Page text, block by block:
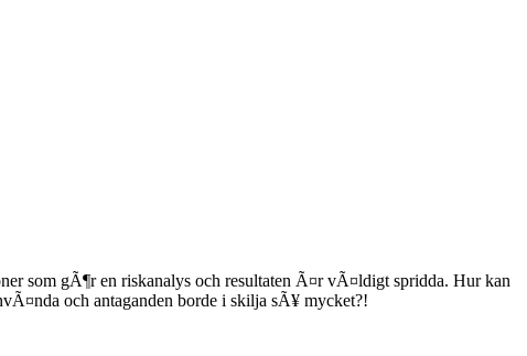
som gÃ¶r en riskanalys och resultaten Ã¤r vÃ¤ldigt spridda. Hur kan
och antaganden borde i skilja sÃ¥ mycket?!